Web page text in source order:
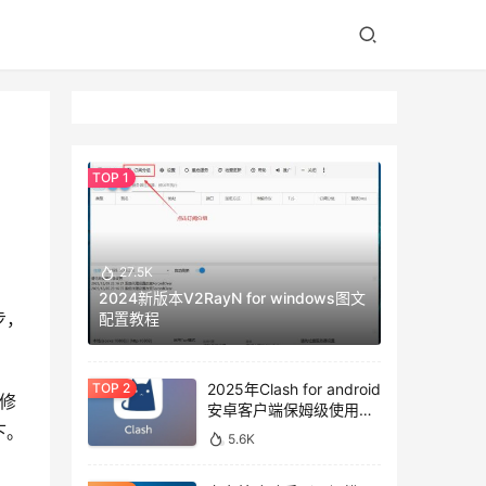
27.5K
2024新版本V2RayN for windows图文
配置教程
2025年Clash for android
安卓客户端保姆级使用教
程
5.6K